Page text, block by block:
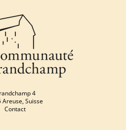
4
Areuse, Suisse
Contact